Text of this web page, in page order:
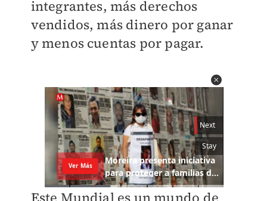
integrantes, más derechos
vendidos, más dinero por ganar
y menos cuentas por pagar.